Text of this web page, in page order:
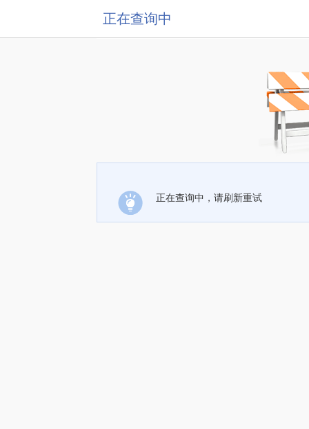
正在查询中
正在查询中，请刷新重试